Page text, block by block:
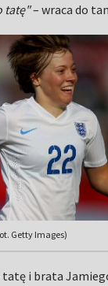
tatę"– wraca do
Getty Images)
tatę i brata